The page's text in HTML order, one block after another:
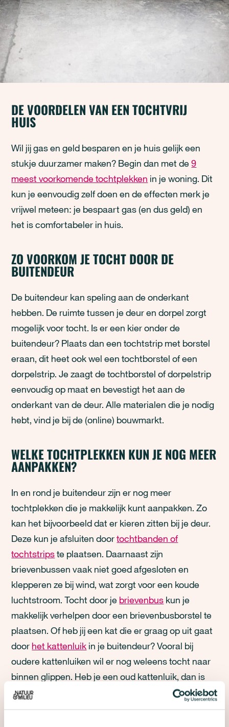
DE VOORDELEN VAN EEN TOCHTVRIJ
HUIS
Wil jij gas en geld besparen en je huis gelijk een
stukje duurzamer maken? Begin dan met de9
meest voorkomende tochtplekken in je woning. Dit
kun je eenvoudig zelf doen en de effecten merk je
vrijwel meteen: je bespaart gas (en dus geld) en
het is comfortabeler in huis.
ZO VOORKOM JE TOCHT DOOR DE
BUITENDEUR
De buitendeur kan speling aan de onderkant
hebben. De ruimte tussen je deur en dorpel zorgt
mogelijk voor tocht. Is er een kier onder de
buitendeur? Plaats dan een tochtstrip met borstel
eraan, dit heet ook wel een tochtborstel of een
dorpelstrip. Je zaagt de tochtborstel of dorpelstrip
eenvoudig op maat en bevestigt het aan de
onderkant van de deur. Alle materialen die je nodig
hebt, vind je bij de (online) bouwmarkt.
WELKE TOCHTPLEKKEN KUN JE NOG MEER
AANPAKKEN?
In en rond je buitendeur zijn er nog meer
tochtplekken die je makkelijk kunt aanpakken. Zo
kan het bijvoorbeeld dat er kieren zitten bij je deur.
Deze kun je afsluiten doortochtbanden of
tochtstripste plaatsen. Daarnaast zijn
brievenbussen vaak niet goed afgesloten en
klepperen ze bij wind, wat zorgt voor een koude
luchtstroom. Tocht door je brievenbus kun je
makkelijk verhelpen door een brievenbusborstel te
plaatsen. Of heb jij een kat die er graag op uit gaat
door het kattenluik in je buitendeur? Vooral bij
oudere kattenluiken wil er nog weleens tocht naar
binnen glippen. Heb je een oud kattenluik, dan is
het verstandig deze te vervangen door een nieuw,